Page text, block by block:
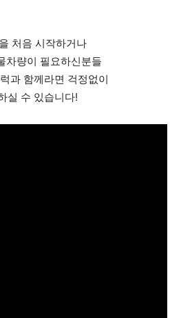
처음 시작하거나
차량이 필요하신분들
과 함께라면 걱정없이
실 수 있습니다!